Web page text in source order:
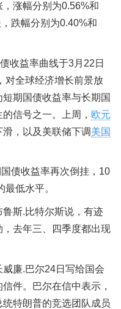
涨幅分别为0.56%和
跌幅分别为0.40%和
收益率曲线于3月22日
对全球经济增长前景放
期国债收益率与长期国
信号之一。上周， 欧元
，以及美联储下调美国
债收益率再次倒挂，10
低水平。
斯.比特尔斯说，有迹
去年三、四季度都出现
廉.巴尔24日写给国会
件。巴尔在信中表示，
特朗普的竞选团队成员